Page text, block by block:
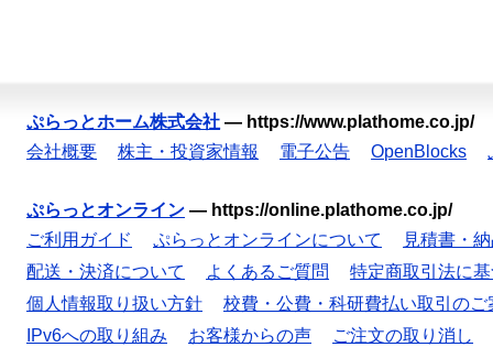
ぷらっとホーム株式会社 — https://www.plathome.co.jp/
会社概要
株主・投資家情報 電子公告 OpenBlocks
ぷらっとオンライン — https://online.plathome.co.jp/
ご利用ガイド
ぷらっとオンラインについて
見積書・
配送・決済について
よくあるご質問
特定商取引法に
個人情報取り扱い方針
校費・公費・科研費払い取引のご
IPv6への取り組み
お客様からの声 ご注文の取り消し